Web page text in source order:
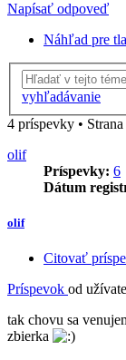
Napísať odpoveď
Náhľad pre
vyhľadávanie
4 príspevky • Strana
olif
Príspevky: 6
Dátum
olif
Citovať
Príspevok od
tak chovu sa
zbierka